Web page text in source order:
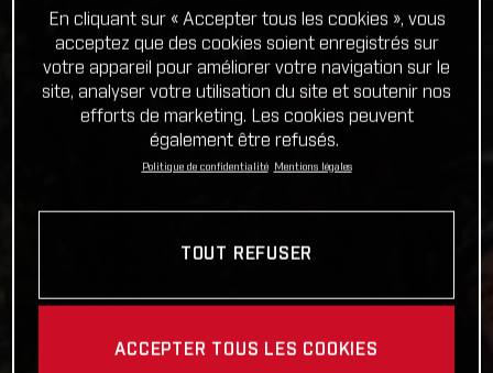
En cliquant sur « Accepter tous les cookies », vous
acceptez que des cookies soient enregistrés sur
votre appareil pour améliorer votre navigation sur le
site, analyser votre utilisation du site et soutenir nos
efforts de marketing. Les cookies peuvent
également être refusés.
Politique de confidentialité Mentions légales
TOUT REFUSER
ACCEPTER TOUS LES COOKIES